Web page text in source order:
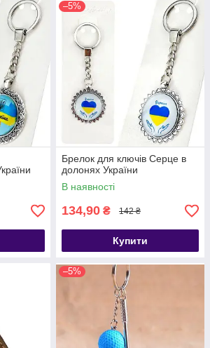
–5%
Брелок для ключів Серце в
долонях України
В наявності
134,90 ₴ 142 ₴
Купити
–5%